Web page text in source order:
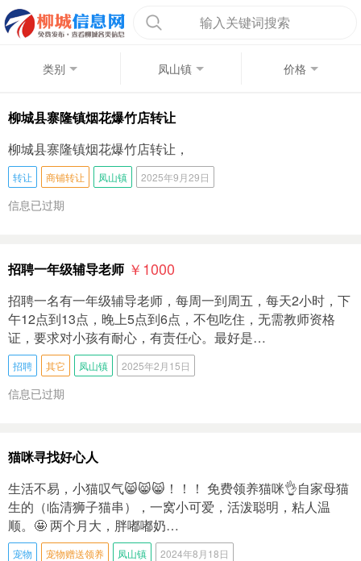
输入关键词搜索
类别 凤山镇 价格
柳城县寨隆镇烟花爆竹店转让
柳城县寨隆镇烟花爆竹店转让，
转让 商铺转让 凤山镇 2025年9月29日
信息已过期
招聘一年级辅导老师 ￥1000
招聘一名有一年级辅导老师，每周一到周五，每天2小时，下
午12点到13点，晚上5点到6点，不包吃住，无需教师资格
证，要求对小孩有耐心，有责任心。最好是…
招聘 其它 凤山镇 2025年2月15日
信息已过期
猫咪寻找好心人
生活不易，小猫叹气😸😸😸！！！ 免费领养猫咪👌自家母猫
生的（临清狮子猫串），一窝小可爱，活泼聪明，粘人温
顺。🤩 两个月大，胖嘟嘟奶…
宠物 宠物赠送领养 凤山镇 2024年8月18日